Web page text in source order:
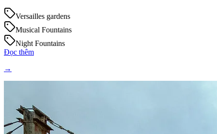
Versailles gardens
Musical Fountains
Night Fountains
Đọc thêm
→